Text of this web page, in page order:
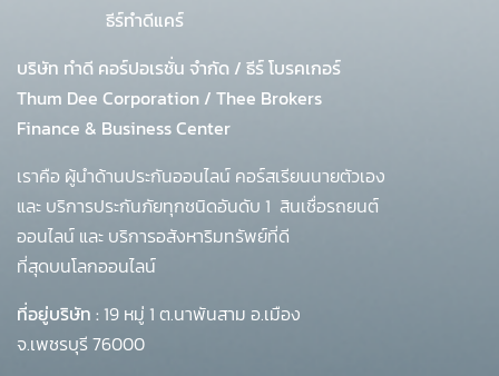
ธีร์ทำดีแคร์
บริษัท ทำดี คอร์ปอเรชั่น จำกัด / ธีร์ โบรคเกอร์
Thum Dee Corporation / Thee Brokers
Finance & Business Center
เราคือ ผู้นำด้านประกันออนไลน์ คอร์สเรียนนายตัวเอง
และ บริการประกันภัยทุกชนิดอันดับ 1 สินเชื่อรถยนต์
ออนไลน์ และ บริการอสังหาริมทรัพย์ที่ดี
ที่สุดบนโลกออนไลน์
ที่อยู่บริษัท : 19 หมู่ 1 ต.นาพันสาม อ.เมือง
จ.เพชรบุรี 76000